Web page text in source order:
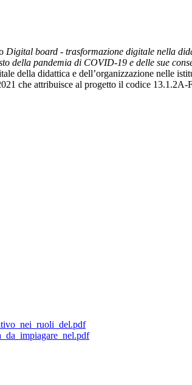
Digital board - trasformazione digitale nella
della pandemia di COVID-19 e delle sue
della didattica e dell’organizzazione nelle
che attribuisce al progetto il codice